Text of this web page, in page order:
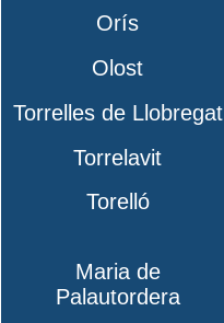
Orís
Olost
Torrelles de Llobregat
Torrelavit
Torelló
Maria de
Palautordera